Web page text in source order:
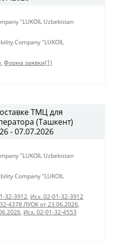
"LUKOIL Uzbekistan
Company "LUKOIL
, Форма заявки(1)
ТМЦ для
(Ташкент)
- 07.07.2026
"LUKOIL Uzbekistan
Company "LUKOIL
32-3912, Исх. 02-01-32-3912
4378 ЛУОК от 23.06.2026,
, Исх. 02-01-32-4553